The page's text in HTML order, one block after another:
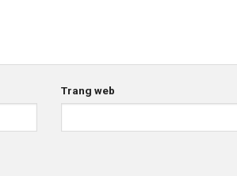
Trang web